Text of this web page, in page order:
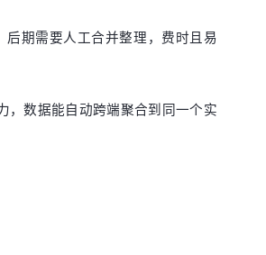
期需要人工合并整理，费时且易
，数据能自动跨端聚合到同一个实